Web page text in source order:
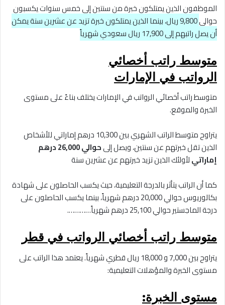
الموظفون الذين يمتلكون خبرة من سنتين إلى خمس سنوات يكسبون
حوالي
9,800 ريال، بينما الذين يمتلكون خبرة تزيد عن عشرين سنة يمكن
أن يصل راتبهم إلى 17,900 ريال سعودي شهرياً
متوسط راتب أخصائي
الرواتب في الإمارات
متوسط راتب أخصائي الرواتب في الإمارات يختلف بناءً على مستوى
الخبرة والموقع.
يتراوح
متوسط الراتب الشهري بين 10,300 درهم إماراتي للأشخاص
الذين تقل خبرتهم عن سنتين، ويصل إلى
حوالي 26,000 درهم
إماراتيلأولئك الذين تزيد خبرتهم عن عشرين سنة
كما أن الراتب يتأثر بالدرجة التعليمية، حيث يكسب الحاصلون على شهادة
بكالوريوس حوالي 20,000 درهم شهرياً، بينما يكسب الحاصلون على
درجة الماجستير حوالي 25,100 درهم شهرياً………….
متوسط راتب أخصائي الرواتب في قطر
يتراوح بين 7,000 و 18,000 ريال قطري شهرياً. يعتمد هذا الراتب على
مستوى الخبرة والمؤهلات التعليمية:
مستوى الخبرة: